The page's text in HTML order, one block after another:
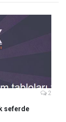
2
seferde